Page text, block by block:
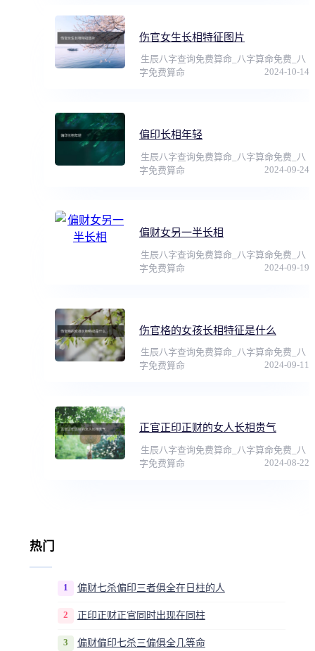
伤官女生长相特征图片
生辰八字查询免费算命_八字算命免费_八
字免费算命
2024-10-14
偏印长相年轻
生辰八字查询免费算命_八字算命免费_八
字免费算命
2024-09-24
偏财女另一半长相
生辰八字查询免费算命_八字算命免费_八
字免费算命
2024-09-19
伤官格的女孩长相特征是什么
生辰八字查询免费算命_八字算命免费_八
字免费算命
2024-09-11
正官正印正财的女人长相贵气
生辰八字查询免费算命_八字算命免费_八
字免费算命
2024-08-22
热门
1 偏财七杀偏印三者俱全在日柱的人
2 正印正财正官同时出现在同柱
3 偏财偏印七杀三偏俱全几等命